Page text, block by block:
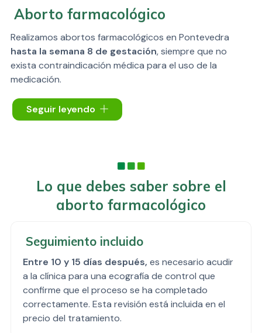
Aborto farmacológico
Realizamos abortos farmacológicos en Pontevedra
hasta la semana 8 de gestación, siempre que no
exista contraindicación médica para el uso de la
medicación.
Para confirmar las semanas de embarazo, realizamos
siempre unaecografía previa en consulta
: el primer comprimido se toma por vía oral en
el segundo medicamento por vía vaginal u oral según
indicación médica. El tratamiento provoca sangrado
uterino para producir la expulsión del contenido
Seguir leyendo
Lo que debes saber sobre el
aborto farmacológico
Seguimiento incluido
Entre 10 y 15 días después, es necesario acudir
a la clínica para una ecografía de control que
confirme que el proceso se ha completado
correctamente. Esta revisión está incluida en el
precio del tratamiento.